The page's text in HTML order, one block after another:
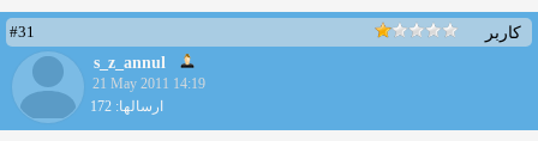
کاربر
#31
s_z_annul
21 May 2011 14:19
ارسالها: 172